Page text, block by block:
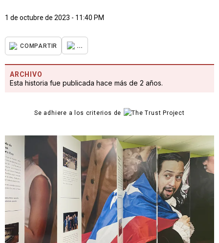
1 de octubre de 2023 - 11:40 PM
COMPARTIR ...
ARCHIVO
Esta historia fue publicada hace más de 2 años.
Se adhiere a los criterios de